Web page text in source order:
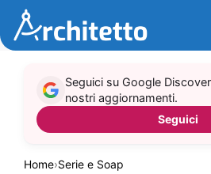
contenuto
Home›Serie e Soap
Seguici su Google
nostri aggiornamenti.
Seguici